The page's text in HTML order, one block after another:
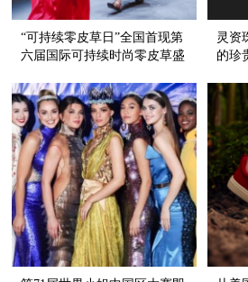
“可持续零皮草日”全国首现第
六届国际可持续时尚零皮草盛
灵资
的珍